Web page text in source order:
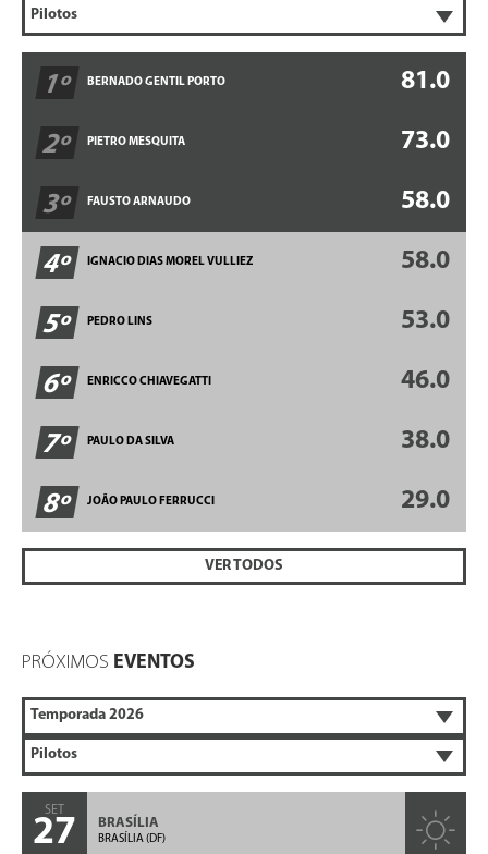
1º BERNADO GENTIL PORTO 81.0
2º PIETRO MESQUITA 73.0
3º FAUSTO ARNAUDO 58.0
4º IGNACIO DIAS MOREL VULLIEZ 58.0
5º PEDRO LINS 53.0
6º ENRICCO CHIAVEGATTI 46.0
7º PAULO DA SILVA 38.0
8º JOÃO PAULO FERRUCCI 29.0
VER TODOS
PRÓXIMOS EVENTOS
SET
27 BRASÍLIA
BRASÍLIA (DF)